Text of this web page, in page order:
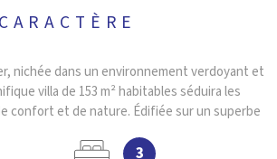
nichée dans un environnement verdoyant et
villa de 153 m² habitables séduira les
confort et de nature. Édifiée sur un superbe
une vue imprenable sur le parc. Dès
3